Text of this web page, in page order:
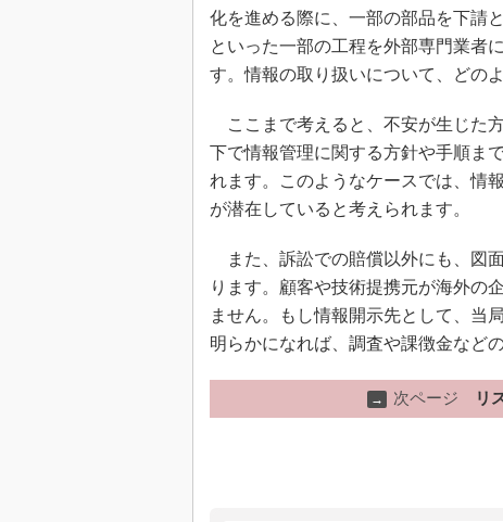
化を進める際に、一部の部品を下請
といった一部の工程を外部専門業者
す。情報の取り扱いについて、どの
ここまで考えると、不安が生じた
下で情報管理に関する方針や手順ま
れます。このようなケースでは、情
が潜在していると考えられます。
また、訴訟での賠償以外にも、図
ります。顧客や技術提携元が海外の
ません。もし情報開示先として、当
明らかになれば、調査や課徴金など
→ 次ページ リ